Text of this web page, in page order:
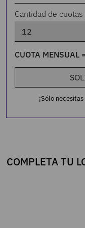
Cantidad de cuotas
CUOTA MENSUAL
¡Sólo
COMPLETA TU